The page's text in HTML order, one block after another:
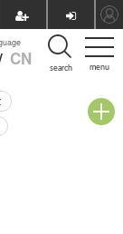
menu
CN search